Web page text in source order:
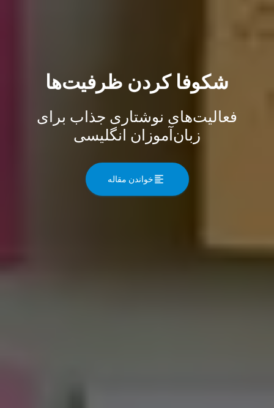
شکوفا کردن ظرفیت‌ها
فعالیت‌های نوشتاری جذاب برای
زبان‌آموزان انگلیسی
خواندن مقاله